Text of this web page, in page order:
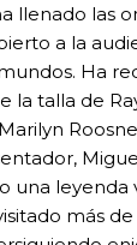
llenado las
a la
Ha
la talla de
una leyenda
más de